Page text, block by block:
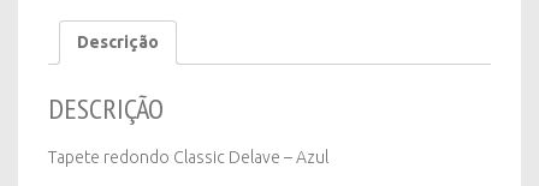
1,50m
de
quantity
Descrição
DESCRIÇÃO
Tapete redondo Classic Delave – Azul